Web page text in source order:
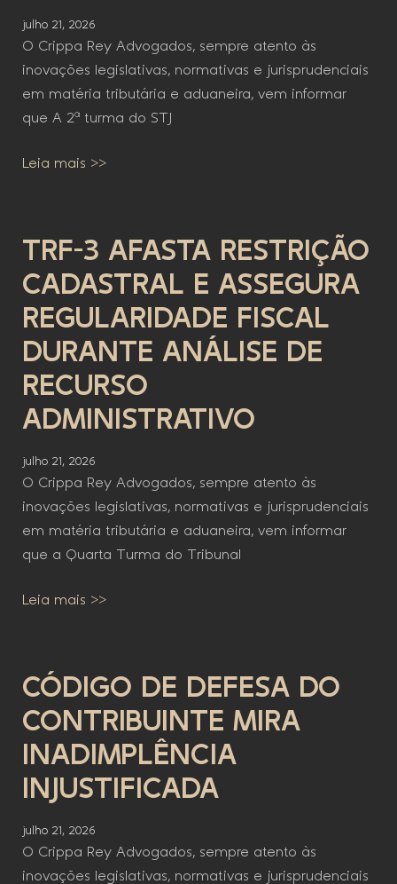
julho 21, 2026
O Crippa Rey Advogados, sempre atento às
inovações legislativas, normativas e jurisprudenciais
em matéria tributária e aduaneira, vem informar
que A 2ª turma do STJ
Leia mais >>
TRF-3 AFASTA RESTRIÇÃO
CADASTRAL E ASSEGURA
REGULARIDADE FISCAL
DURANTE ANÁLISE DE
RECURSO
ADMINISTRATIVO
julho 21, 2026
O Crippa Rey Advogados, sempre atento às
inovações legislativas, normativas e jurisprudenciais
em matéria tributária e aduaneira, vem informar
que a Quarta Turma do Tribunal
Leia mais >>
CÓDIGO DE DEFESA DO
CONTRIBUINTE MIRA
INADIMPLÊNCIA
INJUSTIFICADA
julho 21, 2026
O Crippa Rey Advogados, sempre atento às
inovações legislativas, normativas e jurisprudenciais